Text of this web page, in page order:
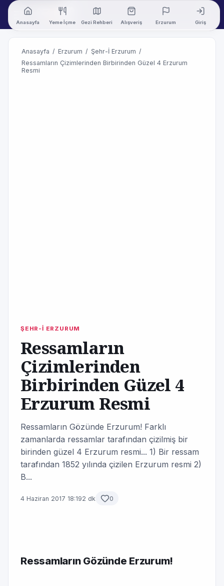
Anasayfa Yeme İçme Gezi Rehberi Alışveriş Erzurum Giriş
Anasayfa / Erzurum / Şehr-İ Erzurum /
Ressamların Çizimlerinden Birbirinden Güzel 4 Erzurum
Resmi
ŞEHR-İ ERZURUM
Ressamların
Çizimlerinden
Birbirinden Güzel 4
Erzurum Resmi
Ressamların Gözünde Erzurum! Farklı
zamanlarda ressamlar tarafından çizilmiş bir
birinden güzel 4 Erzurum resmi... 1) Bir ressam
tarafından 1852 yılında çizilen Erzurum resmi 2)
B...
4 Haziran 2017 18:192 dk 0
Ressamların Gözünde Erzurum!